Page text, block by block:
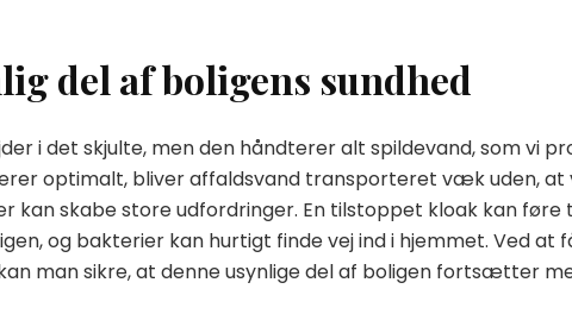
del af boligens sundhed
i det skjulte, men den håndterer alt spildevand, som vi
optimalt, bliver affaldsvand transporteret væk uden,
kan skabe store udfordringer. En tilstoppet kloak kan føre
og bakterier kan hurtigt finde vej ind i hjemmet. Ved
man sikre, at denne usynlige del af boligen fortsætter